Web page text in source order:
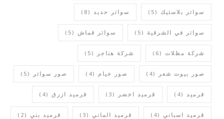
سواتر بلاستيك (5) سواتر حديد (8)
سواتر في الشرقية (5) سواتر قماش (5)
شركة مظلات (6) شركة هناجر (5)
صور بيوت شعر (4) صور خيام (4) صور سواتر (5)
قرميد (4) قرميد اخضر (3) قرميد ازرق (4)
قرميد اسباني (4) قرميد الماني (3) قرميد بني (2)